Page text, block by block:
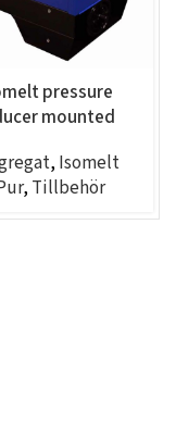
pressure
mounted
, Isomelt
, Tillbehör